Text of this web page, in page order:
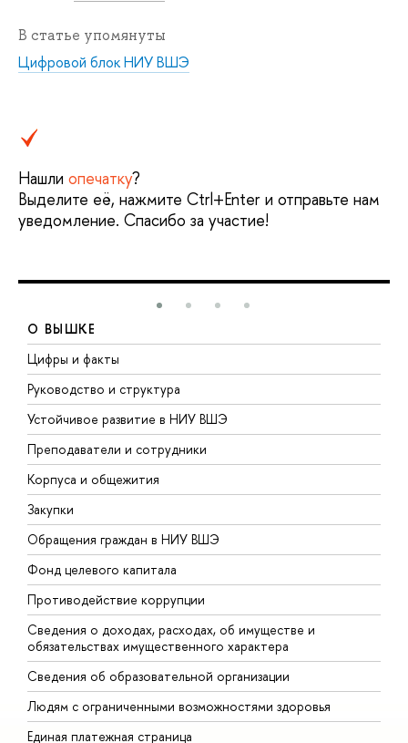
В статье упомянуты
Цифровой блок НИУ ВШЭ
Нашли опечатку?
Выделите её, нажмите Ctrl+Enter и отправьте нам
уведомление. Спасибо за участие!
О ВЫШКЕ
Цифры и факты
Руководство и структура
Устойчивое развитие в НИУ ВШЭ
Преподаватели и сотрудники
Корпуса и общежития
Закупки
Обращения граждан в НИУ ВШЭ
Фонд целевого капитала
Противодействие коррупции
Сведения о доходах, расходах, об имуществе и
обязательствах имущественного характера
Сведения об образовательной организации
Людям с ограниченными возможностями здоровья
Единая платежная страница